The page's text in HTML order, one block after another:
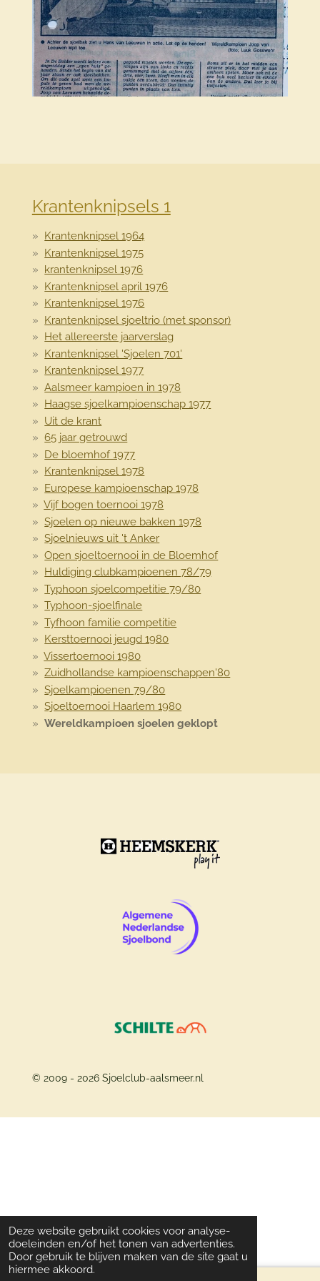
Deze website gebruikt cookies voor analyse-
doeleinden en/of het tonen van advertenties.
Door gebruik te blijven maken van de site gaat u
hiermee akkoord.
Krantenknipsels 1
Krantenknipsel 1964
Krantenknipsel 1975
krantenknipsel 1976
Krantenknipsel april 1976
Krantenknipsel 1976
Krantenknipsel sjoeltrio (met sponsor)
Het allereerste jaarverslag
Krantenknipsel 'Sjoelen 701'
Krantenknipsel 1977
Aalsmeer kampioen in 1978
Haagse sjoelkampioenschap 1977
Uit de krant
65 jaar getrouwd
De bloemhof 1977
Krantenknipsel 1978
Europese kampioenschap 1978
Vijf bogen toernooi 1978
Sjoelen op nieuwe bakken 1978
Sjoelnieuws uit 't Anker
Open sjoeltoernooi in de Bloemhof
Huldiging clubkampioenen 78/79
Typhoon sjoelcompetitie 79/80
Typhoon-sjoelfinale
Tyfhoon familie competitie
Kersttoernooi jeugd 1980
Vissertoernooi 1980
Zuidhollandse kampioenschappen'80
Sjoelkampioenen 79/80
Sjoeltoernooi Haarlem 1980
Wereldkampioen sjoelen geklopt
© 2009 - 2026 Sjoelclub-aalsmeer.nl